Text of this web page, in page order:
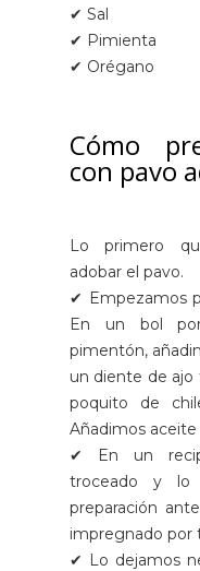
✔ Sal
✔ Pimienta
✔ Orégano
Cómo
con pavo
Lo primero
adobar el pavo.
✔ Empezamos
En un bol
pimentón,
un diente de
poquito de
Añadimos aceite
✔ En un
troceado y lo
preparación
impregnado por
✔ Lo dejamos